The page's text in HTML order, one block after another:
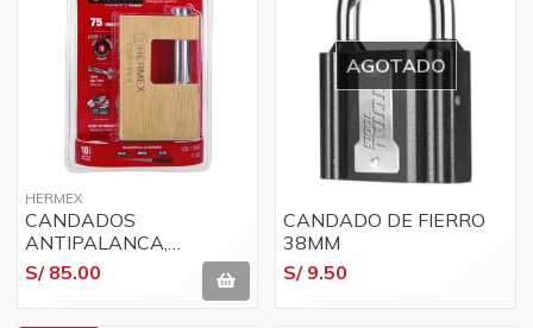
HERMEX
CANDADOS
ANTIPALANCA,
CUERPO DE LATÓN,
ALTA SEGURIDAD
S/ 85.00
AGOTADO
CANDADO DE FIERRO
38MM
S/ 9.50